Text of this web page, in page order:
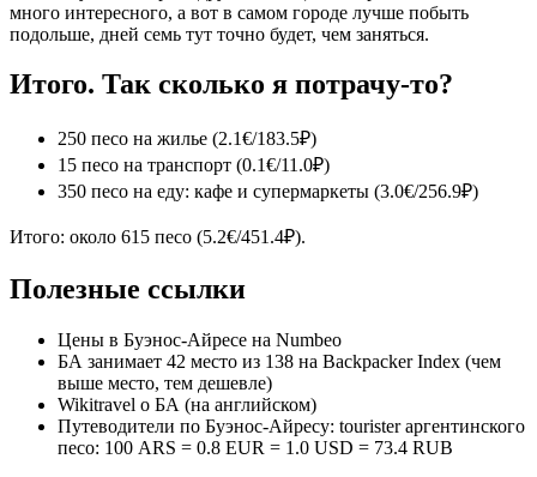
много интересного, а вот в самом городе лучше побыть
подольше, дней семь тут точно будет, чем заняться.
Итого. Так сколько я потрачу-то?
250 песо на жилье (2.1€/183.5₽)
15 песо на транспорт (0.1€/11.0₽)
350 песо на еду: кафе и супермаркеты (3.0€/256.9₽)
Итого: около 615 песо (5.2€/451.4₽).
Полезные ссылки
Цены в Буэнос-Айресе на Numbeo
БА занимает 42 место из 138 на Backpacker Index (чем
выше место, тем дешевле)
Wikitravel о БА (на английском)
Путеводители по Буэнос-Айресу: tourister аргентинского
песо: 100 ARS = 0.8 EUR = 1.0 USD = 73.4 RUB